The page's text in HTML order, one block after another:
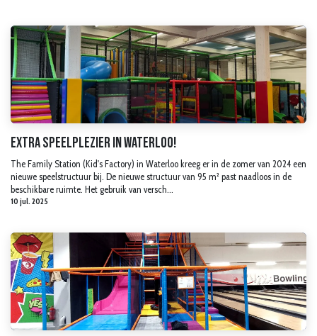
Extra speelplezier in Waterloo!
The Family Station (Kid's Factory) in Waterloo kreeg er in de zomer van 2024 een
nieuwe speelstructuur bij. De nieuwe structuur van 95 m² past naadloos in de
beschikbare ruimte. Het gebruik van versch...
10 jul. 2025